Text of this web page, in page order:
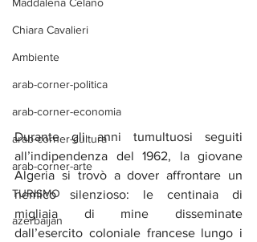
Chiara Cavalieri
Ambiente
arab-corner-politica
arab-corner-economia
arab-corner-cultura
arab-corner-arte
TURISMO
azerbaijan
Durante gli anni tumultuosi seguiti
all’indipendenza del 1962, la giovane
Algeria si trovò a dover affrontare un
nemico silenzioso: le centinaia di
migliaia di mine disseminate
dall’esercito coloniale francese lungo i